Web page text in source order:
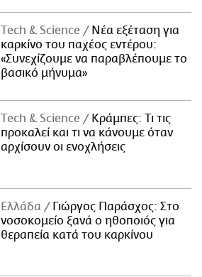
Τech & Science
Νέα εξέταση για
καρκίνο του παχέος εντέρου:
«Συνεχίζουμε να παραβλέπουμε το
βασικό μήνυμα»
Τech & Science
Κράμπες: Τι τις
προκαλεί και τι να κάνουμε όταν
αρχίσουν οι ενοχλήσεις
Ελλάδα
Γιώργος Παράσχος: Στο
νοσοκομείο ξανά ο ηθοποιός για
θεραπεία κατά του καρκίνου